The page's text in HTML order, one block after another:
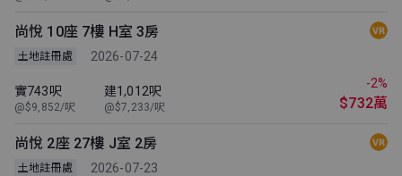
尚悅 10座 7樓 H室 3房
土地註冊處 2026-07-24
實743呎
@$9,852/呎
建1,012呎
@$7,233/呎
-2%
$732萬
尚悅 2座 27樓 J室 2房
土地註冊處 2026-07-23